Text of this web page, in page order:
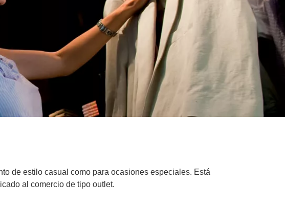
de estilo casual como para ocasiones especiales. Está
al comercio de tipo outlet.